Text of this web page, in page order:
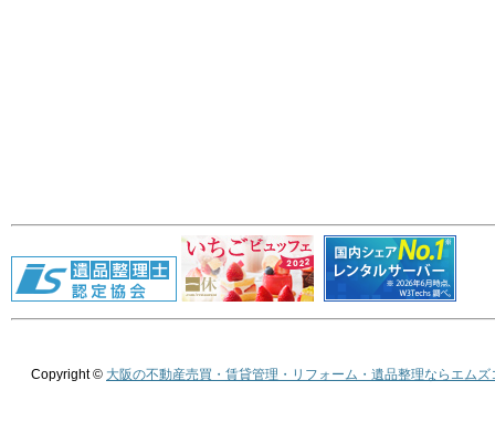
Copyright © 大阪の不動産売買・賃貸管理・リフォーム・遺品整理ならエム